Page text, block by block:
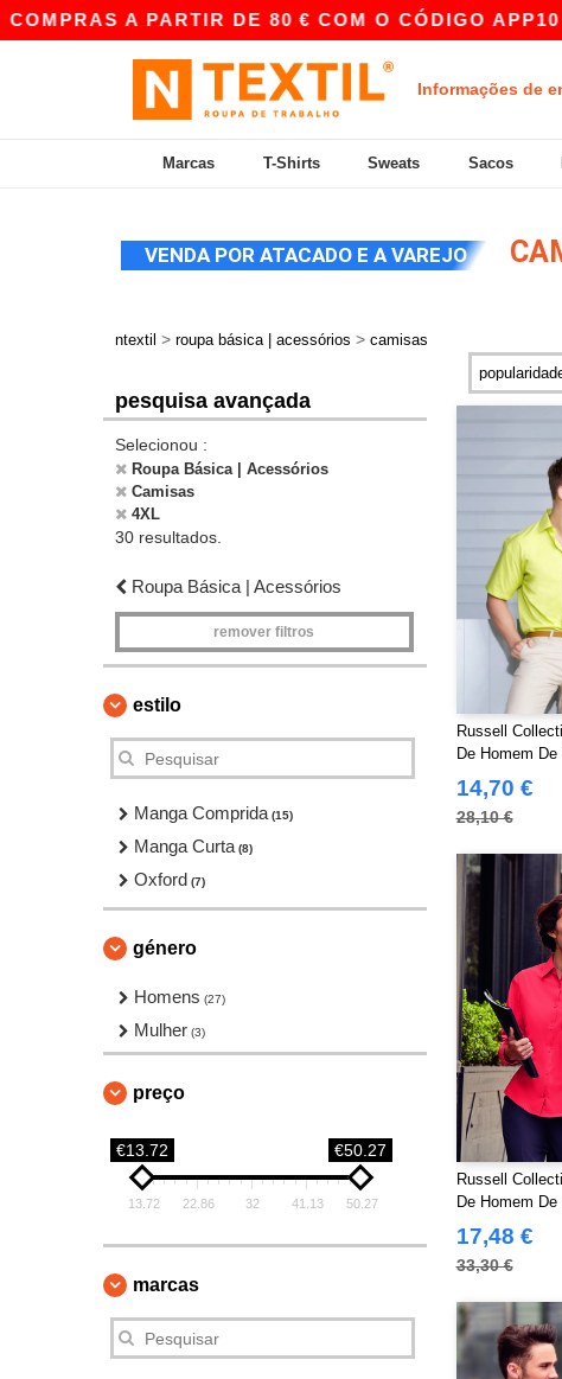
PARTIR DE 80 € COM O CÓDIGO APP10 –
Informações de
Marcas T-Shirts Sweats Sacos
VENDA POR ATACADO E A VAREJO
ntextil > roupa básica | acessórios > camisas
pesquisa avançada
Selecionou :
Roupa Básica | Acessórios
Camisas
4XL
30 resultados.
Roupa Básica | Acessórios
remover filtros
estilo
Manga Comprida (15)
Manga Curta (8)
Oxford (7)
género
Homens (27)
Mulher (3)
preço
€13.72 €50.27
13.72 22.86 32 41.13 50.27
marcas
Russell
De Homem
Polycotton
14,70 €
28,10 €
Russell
De Homem
Pure Cotton
17,48 €
33,30 €